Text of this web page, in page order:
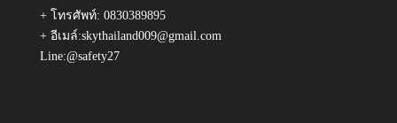
+ โทรศัพท์: 0830389895
+ อีเมล์:skythailand009@gmail.com
Line:@safety27